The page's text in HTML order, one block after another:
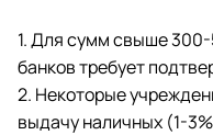
1. Для сумм свыше
банков требует
2. Некоторые
выдачу наличных (1-